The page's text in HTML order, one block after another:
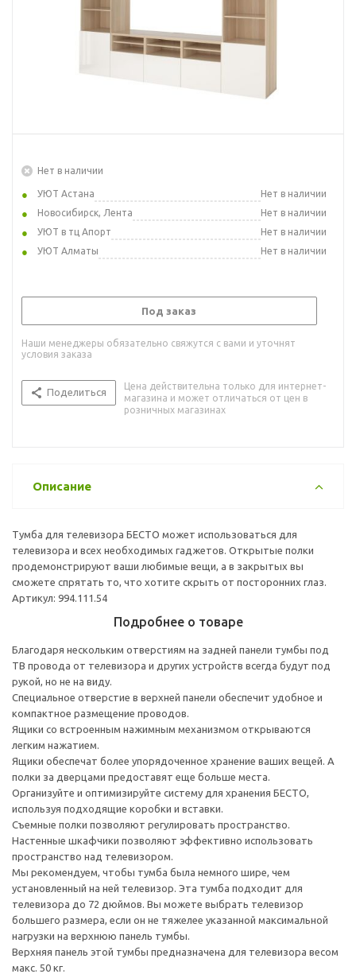
Нет в наличии
УЮТ Астана
Нет в наличии
Новосибирск, Лента
Нет в наличии
УЮТ в тц Апорт
Нет в наличии
УЮТ Алматы
Нет в наличии
Под заказ
Наши менеджеры обязательно свяжутся с вами и уточнят
условия заказа
Поделиться
Цена действительна только для интернет-
магазина и может отличаться от цен в
розничных магазинах
Описание
Тумба для телевизора БЕСТО может использоваться для
телевизора и всех необходимых гаджетов. Открытые полки
продемонстрируют ваши любимые вещи, а в закрытых вы
сможете спрятать то, что хотите скрыть от посторонних глаз.
Артикул: 994.111.54
Подробнее о товаре
Благодаря нескольким отверстиям на задней панели тумбы под
ТВ провода от телевизора и других устройств всегда будут под
рукой, но не на виду.
Специальное отверстие в верхней панели обеспечит удобное и
компактное размещение проводов.
Ящики со встроенным нажимным механизмом открываются
легким нажатием.
Ящики обеспечат более упорядоченное хранение ваших вещей. А
полки за дверцами предоставят еще больше места.
Организуйте и оптимизируйте систему для хранения БЕСТО,
используя подходящие коробки и вставки.
Съемные полки позволяют регулировать пространство.
Настенные шкафчики позволяют эффективно использовать
пространство над телевизором.
Мы рекомендуем, чтобы тумба была немного шире, чем
установленный на ней телевизор. Эта тумба подходит для
телевизора до 72 дюймов. Вы можете выбрать телевизор
большего размера, если он не тяжелее указанной максимальной
нагрузки на верхнюю панель тумбы.
Верхняя панель этой тумбы предназначена для телевизора весом
макс. 50 кг.